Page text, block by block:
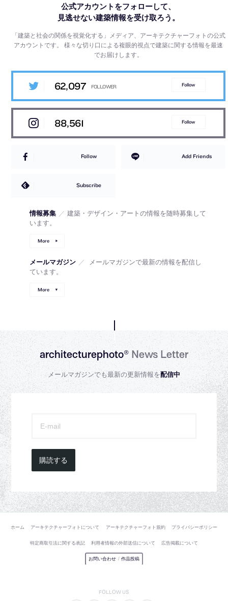
公式アカウントをフォローして、
見逃せない建築情報を受け取ろう。
「建築と社会の関係を視覚化する」メディア、アーキテクチャーフォトの公式
アカウントです。様々な切り口による複眼的視点で建築に関する情報を最速
でお届けします。
62,097 Follow
88,561 Follow
Follow Add Friends
Subscribe
情報募集 ／ 建築・デザイン・アートの情報を随時募集して
います。
More
メールマガジン ／
メールマガジンで最新の情報を配信し
ています。
More
architecturephoto®News Letter
メールマガジンでも最新の更新情報を配信中
購読する
ホーム アーキテクチャーフォトについて アーキテクチャーフォト規約 プライバシーポリシー
特定商取引法に関する表記 利用者情報の外部送信について 広告掲載について
お問い合わせ / 作品投稿